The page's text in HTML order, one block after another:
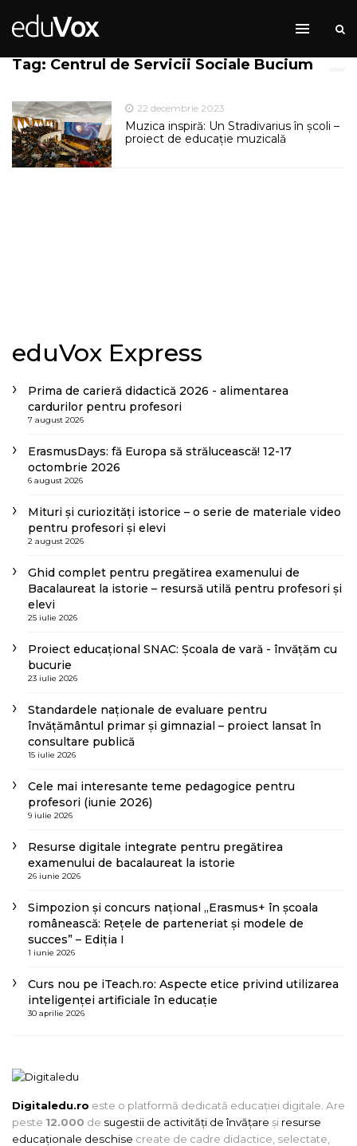
Tag: Centrul de Servicii Sociale Bucium
22 decembrie 2023
Muzica inspiră: Un Stradivarius în școli –
proiect de educație muzicală
eduVox Express
Prima de carieră didactică 2026 - alimentarea
cardurilor pentru profesori
7 august 2026
ErasmusDays: fă Europa să strălucească! 12-17
octombrie 2026
6 august 2026
Mituri și curiozități istorice – o serie de materiale video
pentru profesori și elevi
2 august 2026
Ghid complet pentru pregătirea examenului de
Bacalaureat la istorie – resursă utilă pentru profesori și
elevi
25 iulie 2026
Proiect educațional SNAC: Școala de vară - învățăm cu
bucurie
23 iulie 2026
Standardele naționale de evaluare pentru
învățământul primar și gimnazial – proiect lansat în
consultare publică
15 iulie 2026
Cele mai interesante teme pedagogice pentru
profesori (iunie 2026)
9 iulie 2026
Resurse digitale integrate pentru pregătirea
examenului de bacalaureat la istorie
26 iunie 2026
Simpozion și concurs național „Erasmus+ în școala
românească: Rețele de parteneriat și modele de
succes” – Ediția I
1 iunie 2026
Curs nou pe iTeach.ro: Aspecte etice privind utilizarea
inteligenței artificiale în educație
30 aprilie 2026
Digitaledu.ro este o platformă dedicată educației digitale. Are
peste 12.000 de sugestii de activități de învățare și resurse
educaționale deschise create de cadre didactice, selectate,